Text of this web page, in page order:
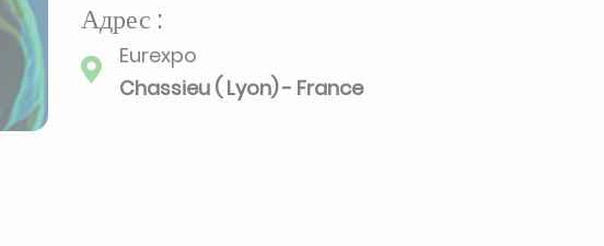
Адрес :
Eurexpo
Chassieu ( Lyon) - France